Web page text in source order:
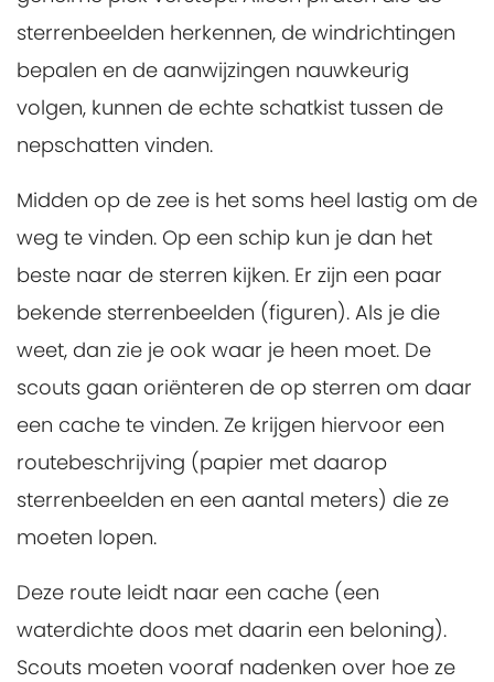
sterrenbeelden herkennen, de windrichtingen
bepalen en de aanwijzingen nauwkeurig
volgen, kunnen de echte schatkist tussen de
nepschatten vinden.
Midden op de zee is het soms heel lastig om de
weg te vinden. Op een schip kun je dan het
beste naar de sterren kijken. Er zijn een paar
bekende sterrenbeelden (figuren). Als je die
weet, dan zie je ook waar je heen moet. De
scouts gaan oriënteren de op sterren om daar
een cache te vinden. Ze krijgen hiervoor een
routebeschrijving (papier met daarop
sterrenbeelden en een aantal meters) die ze
moeten lopen.
Deze route leidt naar een cache (een
waterdichte doos met daarin een beloning).
Scouts moeten vooraf nadenken over hoe ze